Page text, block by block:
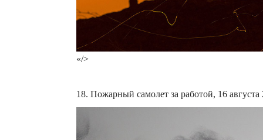
«/>
18. Пожарный самолет за работой, 16